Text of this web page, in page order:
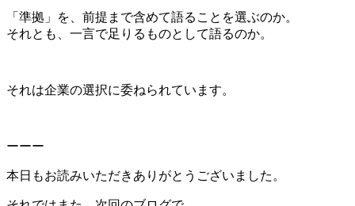
「準拠」を、前提まで含めて語ることを選ぶのか。
それとも、一言で足りるものとして語るのか。
それは企業の選択に委ねられています。
ーーー
本日もお読みいただきありがとうございました。